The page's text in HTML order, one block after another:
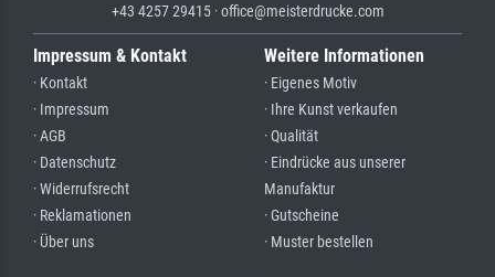
+43 4257 29415 · office@meisterdrucke.com
Impressum & Kontakt
· Kontakt
· Impressum
· AGB
· Datenschutz
· Widerrufsrecht
· Reklamationen
· Über uns
Weitere Informationen
· Eigenes Motiv
· Ihre Kunst verkaufen
· Qualität
· Eindrücke aus unserer
Manufaktur
· Gutscheine
· Muster bestellen